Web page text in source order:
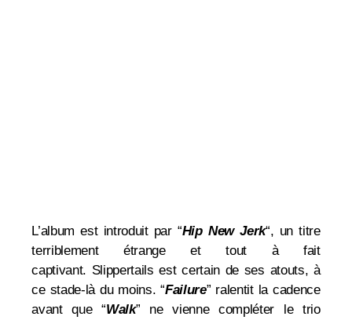
L’album est introduit par “Hip New Jerk“, un titre
terriblement étrange et tout à fait
captivant. Slippertails est certain de ses atouts, à
ce stade-là du moins. “Failure” ralentit la cadence
avant que “Walk” ne vienne compléter le trio